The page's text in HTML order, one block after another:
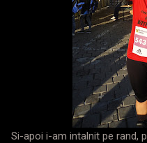
Si-apoi i-am intalnit pe rand,